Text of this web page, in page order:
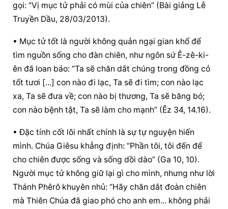
gọi: “Vị mục tử phải có mùi của chiên” (Bài giảng Lễ
Truyền Dầu, 28/03/2013).
• Mục tử tốt là người không quản ngại gian khổ để
tìm nguồn sống cho đàn chiên, như ngôn sứ Ê-zê-ki-
ên đã loan báo: “Ta sẽ chăn dắt chúng trong đồng cỏ
tốt tươi [...] con nào đi lạc, Ta sẽ đi tìm; con nào lạc
xa, Ta sẽ đưa về; con nào bị thương, Ta sẽ băng bó;
con nào bệnh tật, Ta sẽ làm cho mạnh” (Êz 34, 14.16).
• Đặc tính cốt lõi nhất chính là sự tự nguyện hiến
mình. Chúa Giêsu khẳng định: “Phần tôi, tôi đến để
cho chiên được sống và sống dồi dào” (Ga 10, 10).
Người mục tử không giữ lại gì cho mình, nhưng như lời
Thánh Phêrô khuyên nhủ: “Hãy chăn dắt đoàn chiên
mà Thiên Chúa đã giao phó cho anh em... không phải